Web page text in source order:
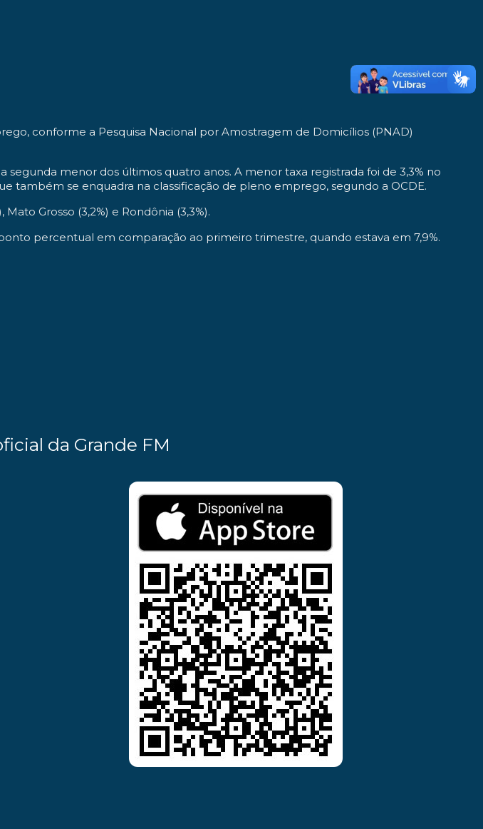
conforme a Pesquisa Nacional por Amostragem de Domicílios (PNAD)
menor dos últimos quatro anos. A menor taxa registrada foi de 3,3% no
também se enquadra na classificação de pleno emprego, segundo a OCDE.
Grosso (3,2%) e Rondônia (3,3%).
percentual em comparação ao primeiro trimestre, quando estava em 7,9%.
da Grande FM